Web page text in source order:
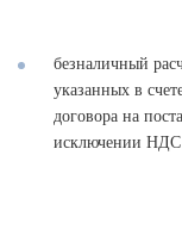
безналичный
указанных в
договора на
исключении НДС